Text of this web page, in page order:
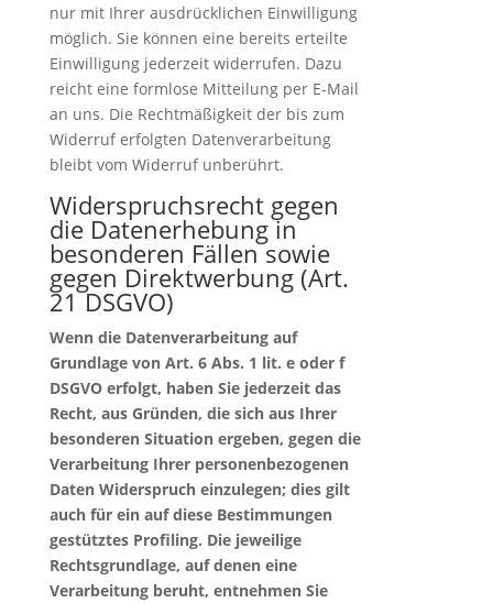
nur mit Ihrer ausdrücklichen Einwilligung
möglich. Sie können eine bereits erteilte
Einwilligung jederzeit widerrufen. Dazu
reicht eine formlose Mitteilung per E-Mail
an uns. Die Rechtmäßigkeit der bis zum
Widerruf erfolgten Datenverarbeitung
bleibt vom Widerruf unberührt.
Widerspruchsrecht gegen
die Datenerhebung in
besonderen Fällen sowie
gegen Direktwerbung (Art.
21 DSGVO)
Wenn die Datenverarbeitung auf
Grundlage von Art. 6 Abs. 1 lit. e oder f
DSGVO erfolgt, haben Sie jederzeit das
Recht, aus Gründen, die sich aus Ihrer
besonderen Situation ergeben, gegen die
Verarbeitung Ihrer personenbezogenen
Daten Widerspruch einzulegen; dies gilt
auch für ein auf diese Bestimmungen
gestütztes Profiling. Die jeweilige
Rechtsgrundlage, auf denen eine
Verarbeitung beruht, entnehmen Sie